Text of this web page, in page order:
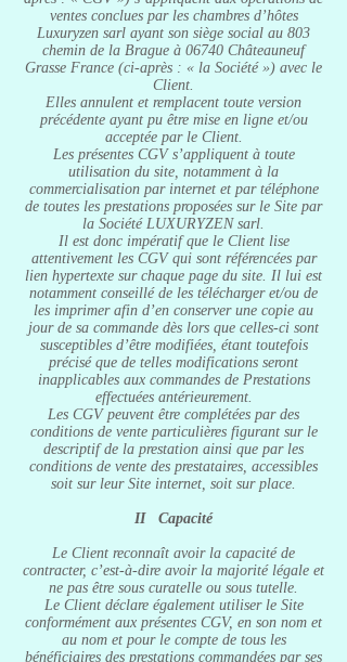
ventes conclues par les chambres d’hôtes
Luxuryzen sarl ayant son siège social au 803
chemin de la Brague à 06740 Châteauneuf
Grasse France (ci-après : « la Société ») avec le
Client.
Elles annulent et remplacent toute version
précédente ayant pu être mise en ligne et/ou
acceptée par le Client.
Les présentes CGV s’appliquent à toute
utilisation du site, notamment à la
commercialisation par internet et par téléphone
de toutes les prestations proposées sur le Site par
la Société LUXURYZEN sarl.
Il est donc impératif que le Client lise
attentivement les CGV qui sont référencées par
lien hypertexte sur chaque page du site. Il lui est
notamment conseillé de les télécharger et/ou de
les imprimer afin d’en conserver une copie au
jour de sa commande dès lors que celles-ci sont
susceptibles d’être modifiées, étant toutefois
précisé que de telles modifications seront
inapplicables aux commandes de Prestations
effectuées antérieurement.
Les CGV peuvent être complétées par des
conditions de vente particulières figurant sur le
descriptif de la prestation ainsi que par les
conditions de vente des prestataires, accessibles
soit sur leur Site internet, soit sur place.
II Capacité
Le Client reconnaît avoir la capacité de
contracter, c’est-à-dire avoir la majorité légale et
ne pas être sous curatelle ou sous tutelle.
Le Client déclare également utiliser le Site
conformément aux présentes CGV, en son nom et
au nom et pour le compte de tous les
bénéficiaires des prestations commandées par ses